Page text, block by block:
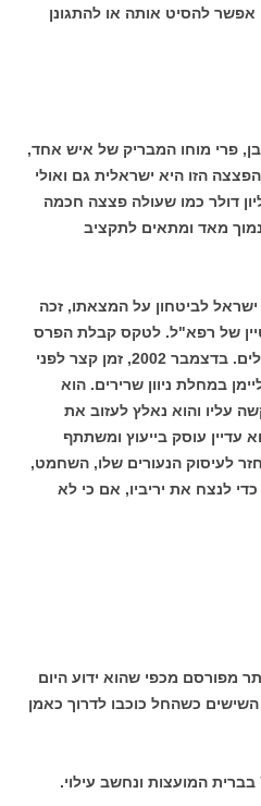
להסיט אותה או להתגונן
פרי מוחו המבריק של איש אחד,
הזו היא ישראלית גם ואולי
דולר כמו שעולה פצצה חכמה
מאד ומתאים לתקציב
לביטחון על המצאתו, זכה
של רפא"ל. לטקס קבלת הפרס
הוא הגיע בקושי, על כיסא גלגלים. בדצמבר 2002, זמן קצר לפני
במחלת ניוון שרירים. הוא
עליו והוא נאלץ לעזוב את
עדיין עוסק בייעוץ ומשתתף
לעיסוק הנעורים שלו, השחמט,
כדי לנצח את יריביו, אם כי לא
מפורסם מכפי שהוא ידוע היום
כשהחל כוכבו לדרוך כאמן